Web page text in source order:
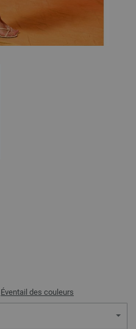
Éventail des couleurs